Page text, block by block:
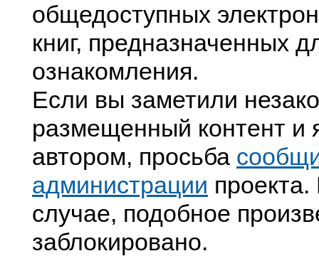
общедоступных
книг, предназначенных
ознакомления.
Если вы заметили
размещенный контент и
автором, просьба
администрации
случае, подобное
заблокировано.